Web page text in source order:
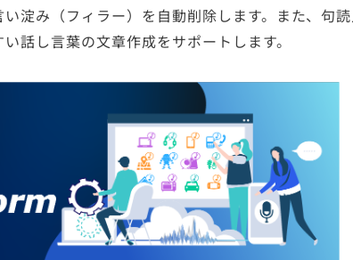
淀み（フィラー）を自動削除します。また、句
話し言葉の文章作成をサポートします。